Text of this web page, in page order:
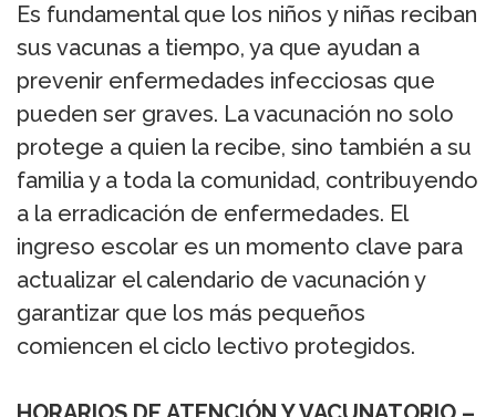
Es fundamental que los niños y niñas reciban
sus vacunas a tiempo, ya que ayudan a
prevenir enfermedades infecciosas que
pueden ser graves. La vacunación no solo
protege a quien la recibe, sino también a su
familia y a toda la comunidad, contribuyendo
a la erradicación de enfermedades. El
ingreso escolar es un momento clave para
actualizar el calendario de vacunación y
garantizar que los más pequeños
comiencen el ciclo lectivo protegidos.